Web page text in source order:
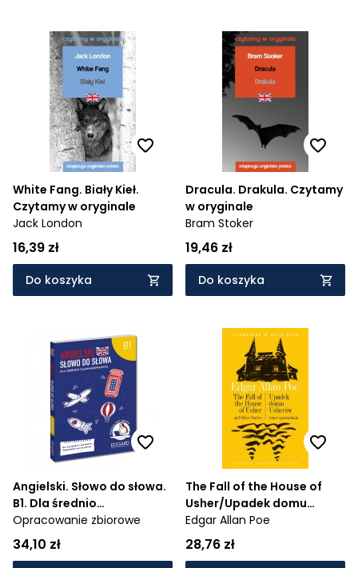
White Fang. Biały Kieł.
Czytamy w oryginale
Jack London
16,39 zł
Do koszyka
Dracula. Drakula. Czytamy
w oryginale
Bram Stoker
19,46 zł
Do koszyka
Angielski. Słowo do słowa.
B1. Dla średnio
zaawansowanych
Opracowanie zbiorowe
34,10 zł
The Fall of the House of
Usher/Upadek domu
Usherów. Literatura w
oryginale
Edgar Allan Poe
28,76 zł